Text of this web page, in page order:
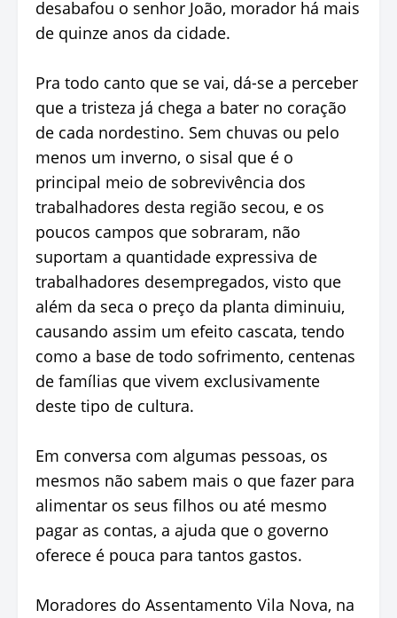
desabafou o senhor João, morador há mais
de quinze anos da cidade.
Pra todo canto que se vai, dá-se a perceber
que a tristeza já chega a bater no coração
de cada nordestino. Sem chuvas ou pelo
menos um inverno, o sisal que é o
principal meio de sobrevivência dos
trabalhadores desta região secou, e os
poucos campos que sobraram, não
suportam a quantidade expressiva de
trabalhadores desempregados, visto que
além da seca o preço da planta diminuiu,
causando assim um efeito cascata, tendo
como a base de todo sofrimento, centenas
de famílias que vivem exclusivamente
deste tipo de cultura.
Em conversa com algumas pessoas, os
mesmos não sabem mais o que fazer para
alimentar os seus filhos ou até mesmo
pagar as contas, a ajuda que o governo
oferece é pouca para tantos gastos.
Moradores do Assentamento Vila Nova, na